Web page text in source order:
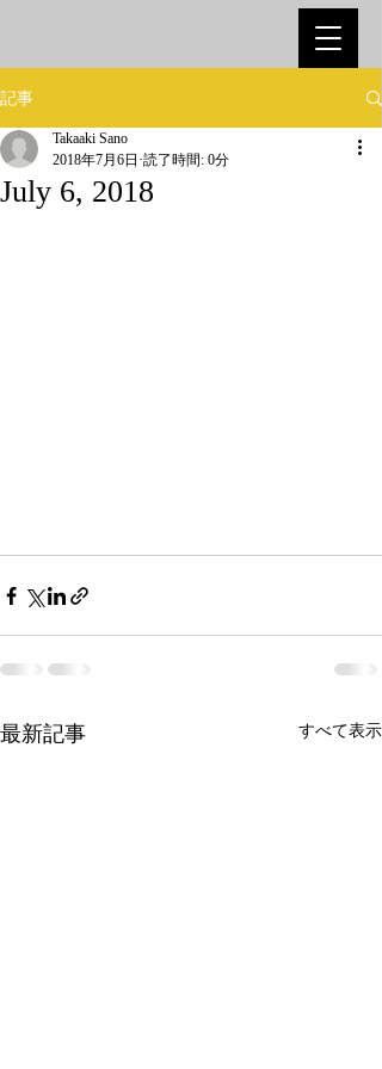
記事
July 6, 2018
Takaaki Sano
2018年7月6日 読了時間: 0分
最新記事 すべて表示